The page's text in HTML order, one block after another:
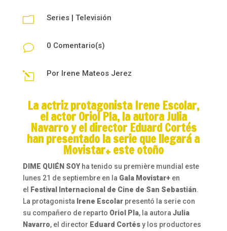
m Series| Televisión
v 0 Comentario(s)
l Por Irene Mateos Jerez
La actriz protagonista Irene Escolar,
el actor Oriol Pla, la autora Julia
Navarro y el director Eduard Cortés
han presentado la serie que llegará a
Movistar+ este otoño
DIME QUIÉN SOY ha tenido su première mundial este
lunes 21 de septiembre en la Gala Movistar+ en
el
Festival Internacional de Cine de San Sebastián.
La protagonista Irene Escolarpresentó la serie con
su compañero de reparto Oriol Pla, la autora Julia
Navarro, el director Eduard Cortésy los productores